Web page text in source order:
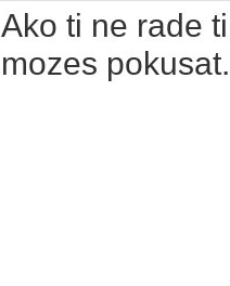
Ako ti ne rade
mozes